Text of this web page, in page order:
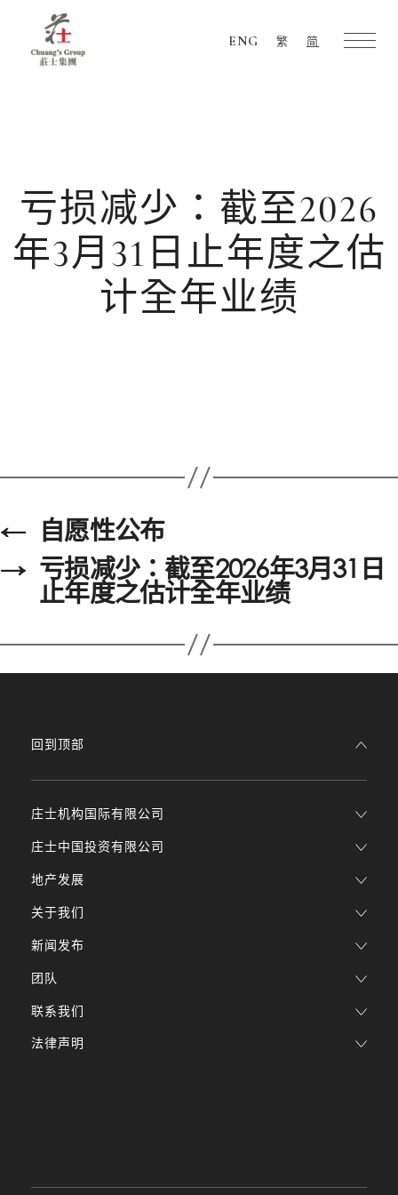
ENG 繁 简
亏损减少：截至2026
年3月31日止年度之估
计全年业绩
← 自愿性公布
→ 亏损减少：截至2026年3月31日
止年度之估计全年业绩
庄士机构国际有限公司
庄士中国投资有限公司
地产发展
关于我们
新闻发布
团队
回到顶部
联系我们
法律声明